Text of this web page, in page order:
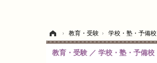
› 教育・受験 › 学校・塾・予備校
教育・受験 学校・塾・予備校